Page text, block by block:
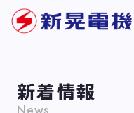
新着情報